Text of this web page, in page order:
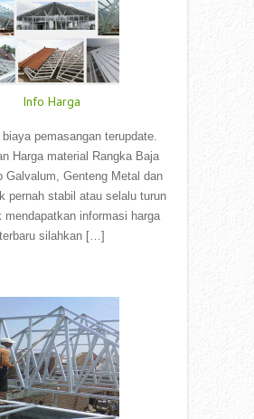
Info Harga
biaya pemasangan terupdate.
Harga material Rangka Baja
Galvalum, Genteng Metal dan
pernah stabil atau selalu turun
mendapatkan informasi harga
terbaru silahkan […]